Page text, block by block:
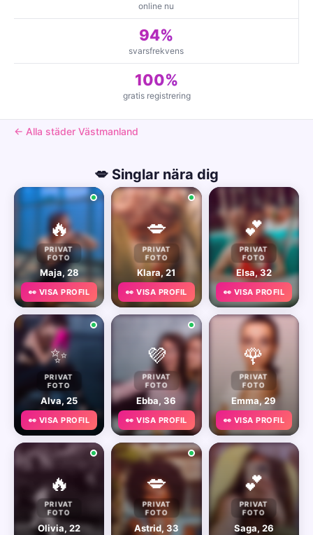
online nu
94%
svarsfrekvens
100%
gratis registrering
← Alla städer Västmanland
💋 Singlar nära dig
🔥
PRIVAT
FOTO
Maja, 28
👀 VISA PROFIL
💋
PRIVAT
FOTO
Klara, 21
👀 VISA PROFIL
💕
PRIVAT
FOTO
Elsa, 32
👀 VISA PROFIL
✨
PRIVAT
FOTO
Alva, 25
👀 VISA PROFIL
💜
PRIVAT
FOTO
Ebba, 36
👀 VISA PROFIL
🌹
PRIVAT
FOTO
Emma, 29
👀 VISA PROFIL
🔥
PRIVAT
FOTO
Olivia, 22
💋
PRIVAT
FOTO
Astrid, 33
💕
PRIVAT
FOTO
Saga, 26